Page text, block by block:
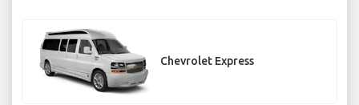
Chevrolet Express